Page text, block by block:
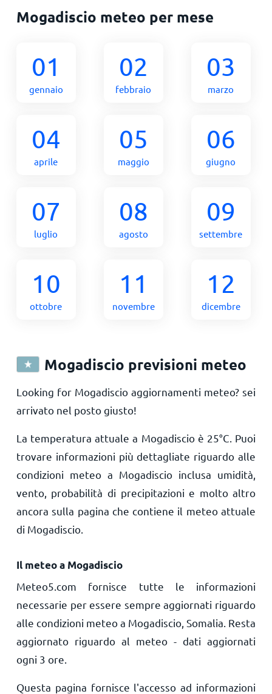
Mogadiscio meteo per mese
01
gennaio
02
febbraio
03
marzo
04
aprile
05
maggio
06
giugno
07
luglio
08
agosto
09
settembre
10
ottobre
11
novembre
12
dicembre
Mogadiscio previsioni meteo
Looking for Mogadiscio aggiornamenti meteo? sei
arrivato nel posto giusto!
La temperatura attuale a Mogadiscio è 25°C . Puoi
trovare informazioni più dettagliate riguardo alle
condizioni meteo a Mogadiscio inclusa umidità,
vento, probabilità di precipitazioni e molto altro
ancora sulla pagina che contiene il meteo attuale
di Mogadiscio.
Il meteo a Mogadiscio
Meteo5.com fornisce tutte le informazioni
necessarie per essere sempre aggiornati riguardo
alle condizioni meteo a Mogadiscio, Somalia. Resta
aggiornato riguardo al meteo - dati aggiornati
ogni 3 ore.
Questa pagina fornisce l'accesso ad informazioni